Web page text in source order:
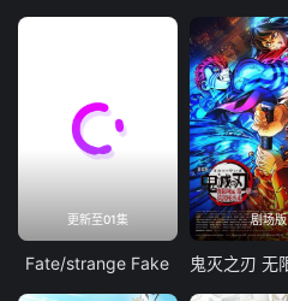
更新至01集
Fate/strange Fake
剧场版